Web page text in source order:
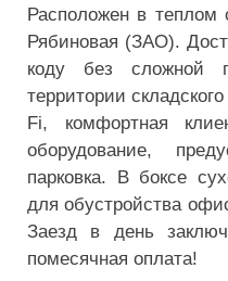
Расположен в теплом
Рябиновая (ЗАО).
коду без сложной
территории
Fi, комфортная
оборудование,
парковка. В боксе
для обустройства
Заезд в день
помесячная оплата!